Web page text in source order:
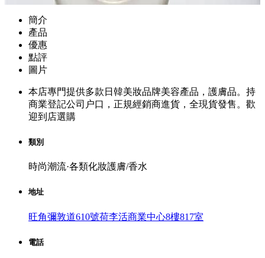
簡介
產品
優惠
點評
圖片
本店專門提供多款日韓美妝品牌美容產品，護膚品。持
商業登記公司户口，正規經銷商進貨，全現貨發售。歡
迎到店選購
類別
時尚潮流·各類化妝護膚/香水
地址
旺角彌敦道610號荷李活商業中心8樓817室
電話